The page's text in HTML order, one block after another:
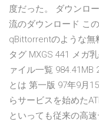
度だった。 ダウンロ
流のダウンロード こ
qBittorrentのような無
タグ MXGS 441 メガ
ァイル一覧 984.41MB
とは 第一版 97年9月
らサービスを始めた
といっても従来の高